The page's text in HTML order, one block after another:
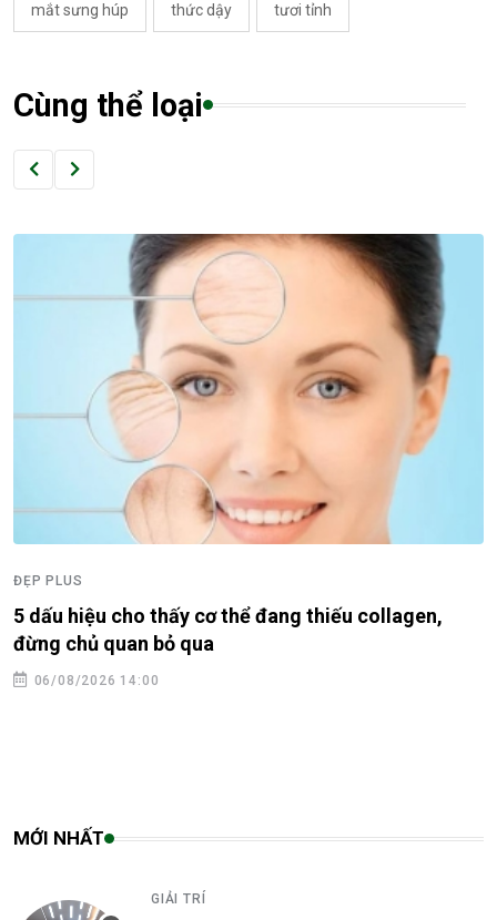
mắt sưng húp thức dậy tươi tỉnh
Cùng thể loại
ĐẸP PLUS
5 dấu hiệu cho thấy cơ thể đang thiếu collagen,
đừng chủ quan bỏ qua
06/08/2026 14:00
MỚI NHẤT
GIẢI TRÍ